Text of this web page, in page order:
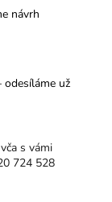
návrh
odesíláme už
s vámi
724 528